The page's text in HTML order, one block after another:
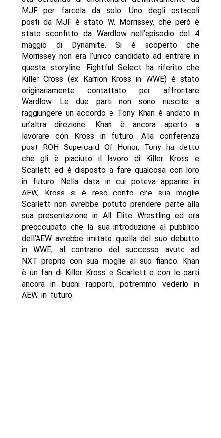
MJF per farcela da solo. Uno degli ostacoli
posti da MJF è stato W. Morrissey, che però è
stato sconfitto da Wardlow nell’episodio del 4
maggio di Dynamite. Si è scoperto che
Morrissey non era l’unico candidato ad entrare in
questa storyline. Fightful Select ha riferito che
Killer Cross (ex Karrion Kross in WWE) è stato
originariamente contattato per affrontare
Wardlow. Le due parti non sono riuscite a
raggiungere un accordo e Tony Khan è andato in
un’altra direzione. Khan è ancora aperto a
lavorare con Kross in futuro. Alla conferenza
post ROH Supercard Of Honor, Tony ha detto
che gli è piaciuto il lavoro di Killer Kross e
Scarlett ed è disposto a fare qualcosa con loro
in futuro. Nella data in cui poteva apparire in
AEW, Kross si è reso conto che sua moglie
Scarlett non avrebbe potuto prendere parte alla
sua presentazione in All Elite Wrestling ed era
preoccupato che la sua introduzione al pubblico
dell’AEW avrebbe imitato quella del suo debutto
in WWE, al contrario del successo avuto ad
NXT proprio con sua moglie al suo fianco. Khan
è un fan di Killer Kross e Scarlett e con le parti
ancora in buoni rapporti, potremmo vederlo in
AEW in futuro.